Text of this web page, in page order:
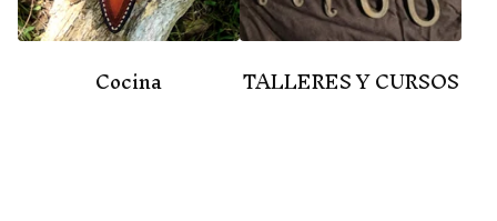
Cocina TALLERES Y CURSOS